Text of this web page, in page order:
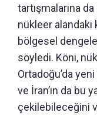
tartışmalarına
nükleer
bölgesel
söyledi. Köni,
Ortadoğu’da
ve İran’ın da bu
çekilebileceğini